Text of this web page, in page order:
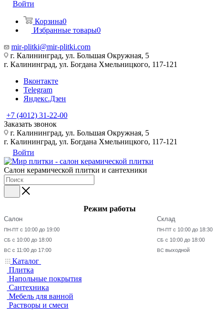
Войти
Корзина0
Избранные товары0
mir-plitki@mir-plitki.com
г. Калининград, ул. Большая Окружная, 5
г. Калининград, ул. Богдана Хмельницкого, 117-121
Вконтакте
Telegram
Яндекс.Дзен
+7 (4012) 31-22-00
Заказать звонок
г. Калининград, ул. Большая Окружная, 5
г. Калининград, ул. Богдана Хмельницкого, 117-121
Войти
Салон керамической плитки и сантехники
Режим работы
Салон
ПН-ПТ с 10:00 до 19:00
СБ с 10:00 до 18:00
ВС с 11:00 до 17:00
Склад
ПН-ПТ с 10:00 до 18:30
СБ с 10:00 до 18:00
ВС выходной
Каталог
Плитка
Напольные покрытия
Сантехника
Мебель для ванной
Растворы и смеси